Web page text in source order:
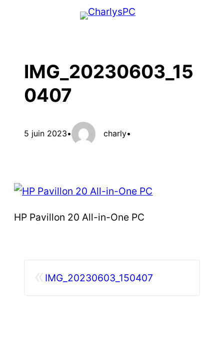
IMG_20230603_15
0407
5 juin 2023• charly•
HP Pavillon 20 All-in-One PC
IMG_20230603_150407